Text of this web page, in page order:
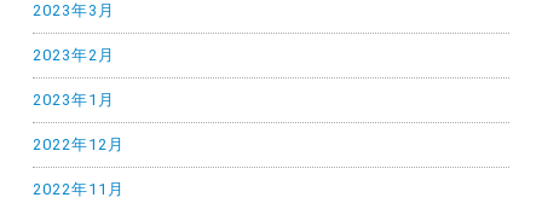
2023年3月
2023年2月
2023年1月
2022年12月
2022年11月